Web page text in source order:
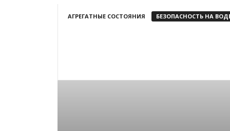
АГРЕГАТНЫЕ СОСТОЯНИЯ
БЕЗОПАСНОСТЬ НА